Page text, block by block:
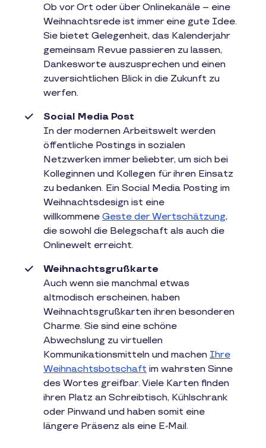
Ob vor Ort oder über Onlinekanäle – eine
Weihnachtsrede ist immer eine gute Idee.
Sie bietet Gelegenheit, das Kalenderjahr
gemeinsam Revue passieren zu lassen,
Dankesworte auszusprechen und einen
zuversichtlichen Blick in die Zukunft zu
werfen.
Social Media Post
In der modernen Arbeitswelt werden
öffentliche Postings in sozialen
Netzwerken immer beliebter, um sich bei
Kolleginnen und Kollegen für ihren Einsatz
zu bedanken. Ein Social Media Posting im
Weihnachtsdesign ist eine
willkommene Geste der Wertschätzung,
die sowohl die Belegschaft als auch die
Onlinewelt erreicht.
Weihnachtsgrußkarte
Auch wenn sie manchmal etwas
altmodisch erscheinen, haben
Weihnachtsgrußkarten ihren besonderen
Charme. Sie sind eine schöne
Abwechslung zu virtuellen
Kommunikationsmitteln und machen Ihre
Weihnachtsbotschaft im wahrsten Sinne
des Wortes greifbar. Viele Karten finden
ihren Platz an Schreibtisch, Kühlschrank
oder Pinwand und haben somit eine
längere Präsenz als eine E-Mail.